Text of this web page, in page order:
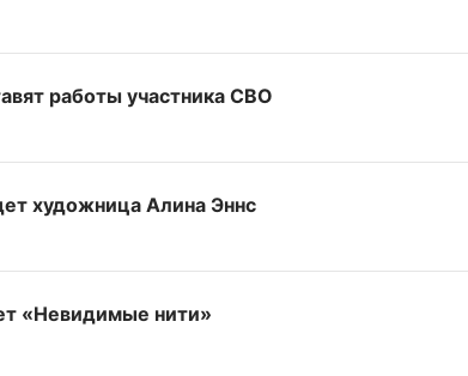
работы участника СВО
художница Алина Эннс
«Невидимые нити»